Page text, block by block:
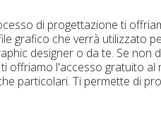
di progettazione ti
grafico che verrà utilizzato
designer o da te. Se non
offriamo l'accesso gratuito al
particolari. Ti permette di